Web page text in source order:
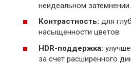
неидеальном затемнении.
Контрастность: для
насыщенности цветов.
HDR-поддержка:
за счет расширенного